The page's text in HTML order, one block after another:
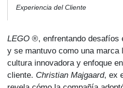
Experiencia del Cliente
LEGO ®, enfrentando desafíos
y se mantuvo como una marca
cultura innovadora y enfoque
cliente. Christian Majgaard, ex